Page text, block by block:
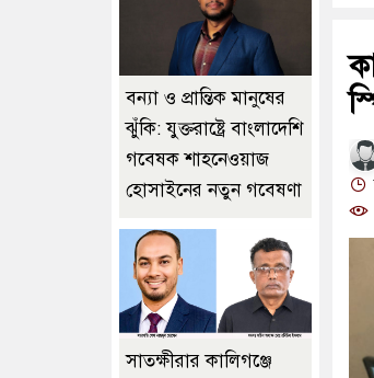
বন্যা ও প্রান্তিক মানুষের
ঝুঁকি: যুক্তরাষ্ট্রে বাংলাদেশি
গবেষক শাহনেওয়াজ
হোসাইনের নতুন গবেষণা
সাতক্ষীরার কালিগঞ্জে